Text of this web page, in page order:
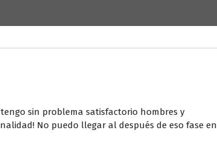
sin problema satisfactorio hombres y
No puedo llegar al después de eso fase en